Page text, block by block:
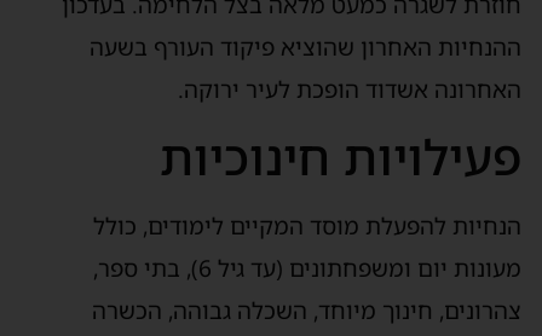
ההנחיות האחרון שהוציא פיקוד העורף בשעה
האחרונה אשדוד הופכת לעיר ירוקה.
פעילויות חינוכיות
הנחיות להפעלת מוסד המקיים לימודים, כולל
מעונות יום ומשפחתונים (עד גיל 6), בתי ספר,
צהרונים, חינוך מיוחד, השכלה גבוהה, הכשרה